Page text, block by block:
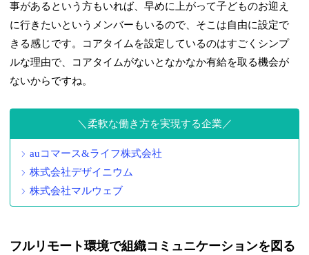
事があるという方もいれば、早めに上がって子どものお迎え
に行きたいというメンバーもいるので、そこは自由に設定で
きる感じです。コアタイムを設定しているのはすごくシンプ
ルな理由で、コアタイムがないとなかなか有給を取る機会が
ないからですね。
柔軟な働き方を実現する企業
auコマース&ライフ株式会社
株式会社デザイニウム
株式会社マルウェブ
フルリモート環境で組織コミュニケーションを図る